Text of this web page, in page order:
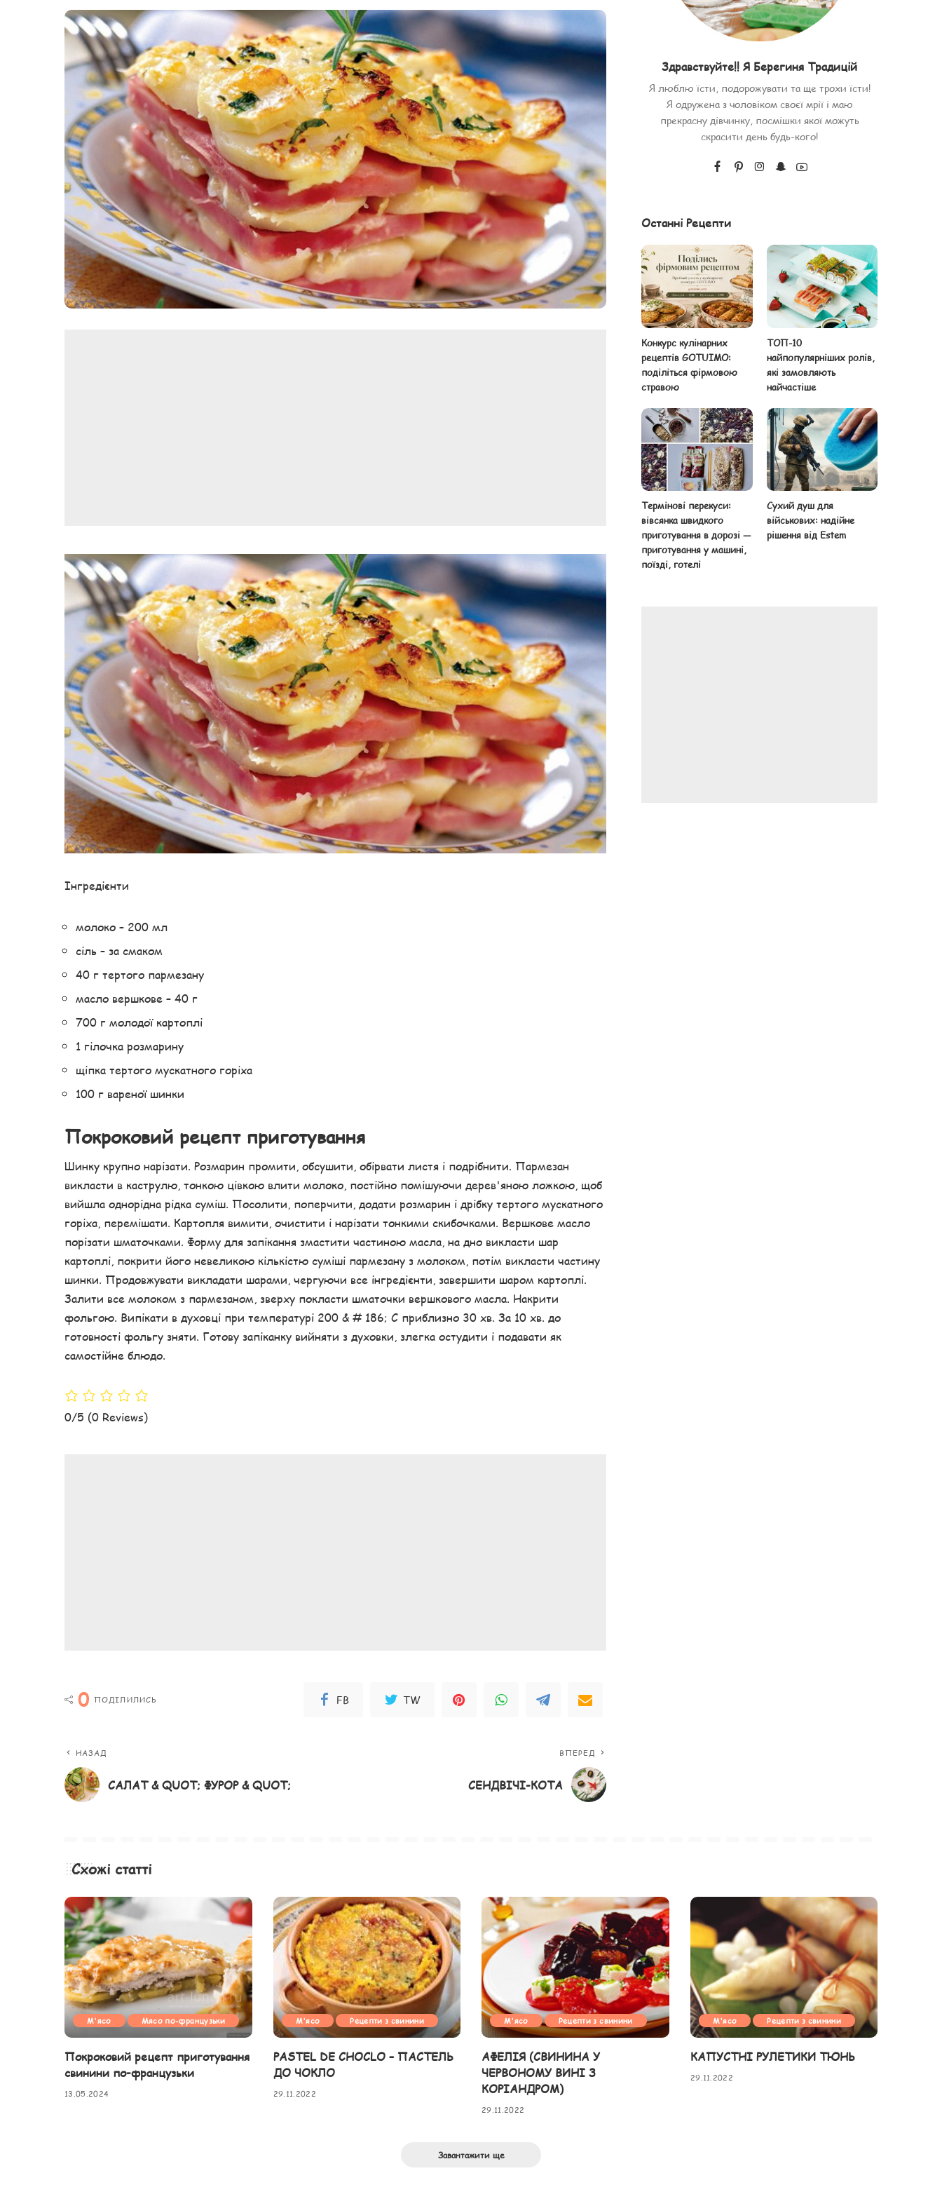
Мясо по-французьки
Шинка
Рецепти із фаршу
Інгредієнти
молоко – 200 мл
сіль – за смаком
40 г тертого пармезану
масло вершкове – 40 г
700 г молодої картоплі
1 гілочка розмарину
щіпка тертого мускатного горіха
100 г вареної шинки
Покроковий рецепт приготування
Шинку крупно нарізати. Розмарин промити, обсушити, обірвати листя і подрібнити. Пармезан
викласти в каструлю, тонкою цівкою влити молоко, постійно помішуючи дерев'яною ложкою, щоб
вийшла однорідна рідка суміш. Посолити, поперчити, додати розмарин і дрібку тертого мускатного
горіха, перемішати. Картопля вимити, очистити і нарізати тонкими скибочками. Вершкове масло
порізати шматочками. Форму для запікання змастити частиною масла, на дно викласти шар
картоплі, покрити його невеликою кількістю суміші пармезану з молоком, потім викласти частину
шинки. Продовжувати викладати шарами, чергуючи все інгредієнти, завершити шаром картоплі.
Залити все молоком з пармезаном, зверху покласти шматочки вершкового масла. Накрити
фольгою. Випікати в духовці при температурі 200 & # 186; С приблизно 30 хв. За 10 хв. до
готовності фольгу зняти. Готову запіканку вийняти з духовки, злегка остудити і подавати як
самостійне блюдо.
0/5 (0 Reviews)
0 ПОДІЛИЛИСЬ FB TW
НАЗАД
САЛАТ & QUOT; ФУРОР & QUOT;
ВПЕРЕД
СЕНДВІЧІ-КОТА
Здравствуйте!! Я Берегиня Традицій
Я люблю їсти, подорожувати та ще трохи їсти!
Я одружена з чоловіком своєї мрії і маю
прекрасну дівчинку, посмішки якої можуть
скрасити день будь-кого!
Останні Рецепти
Конкурс кулінарних
рецептів GOTUIMO:
поділіться фірмовою
стравою
ТОП-10
найпопулярніших ролів,
які замовляють
найчастіше
Термінові перекуси:
вівсянка швидкого
приготування в дорозі —
приготування у машині,
поїзді, готелі
Сухий душ для
військових: надійне
рішення від Estem
Схожі статті
М'ясо Мясо по-французьки
Покроковий рецепт приготування
свинини по-французьки
13.05.2024
М'ясо Рецепти з свинини
PASTEL DE CHOCLO – ПАСТЕЛЬ
ДО ЧОКЛО
29.11.2022
М'ясо Рецепти з свинини
АФЕЛІЯ (СВИНИНА У
ЧЕРВОНОМУ ВИНІ З
КОРІАНДРОМ)
29.11.2022
М'ясо Рецепти з свинини
КАПУСТНІ РУЛЕТИКИ ТЮНЬ
29.11.2022
Завантажити ще